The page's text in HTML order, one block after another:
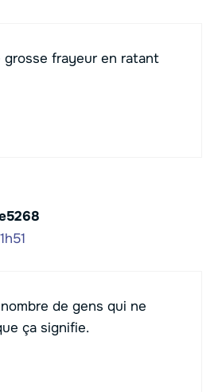
grosse frayeur en ratant
de gens qui ne
ça signifie.